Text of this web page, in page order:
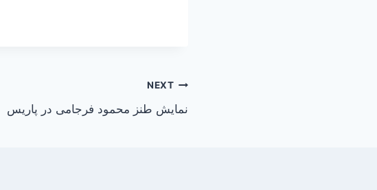
NEXT
نمایش طنز محمود فرجامی در پاریس